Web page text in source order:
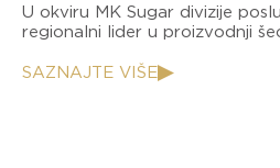
U okviru MK Sugar divizije
regionalni lider u proizvodnji
SAZNAJTE VIŠE